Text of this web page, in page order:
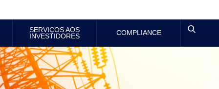
SERVIÇOS AOS
INVESTIDORES
COMPLIANCE